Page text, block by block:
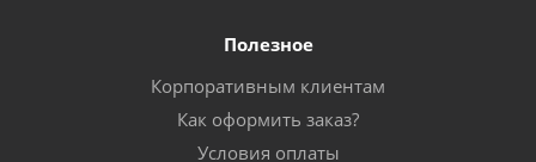
Полезное
Корпоративным клиентам
Как оформить заказ?
Условия оплаты